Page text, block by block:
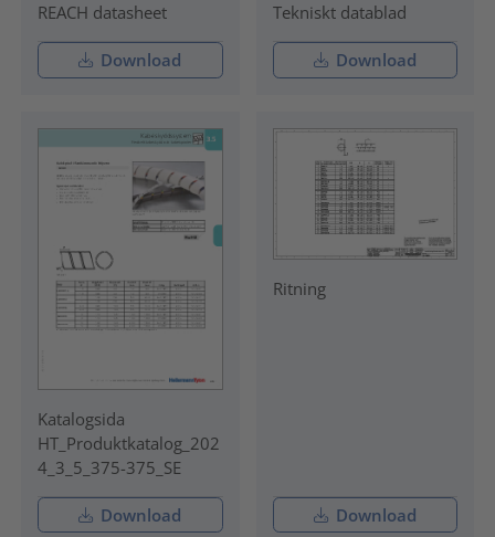
REACH datasheet
Download
Tekniskt datablad
Download
Katalogsida
HT_Produktkatalog_202
4_3_5_375-375_SE
Download
Ritning
Download